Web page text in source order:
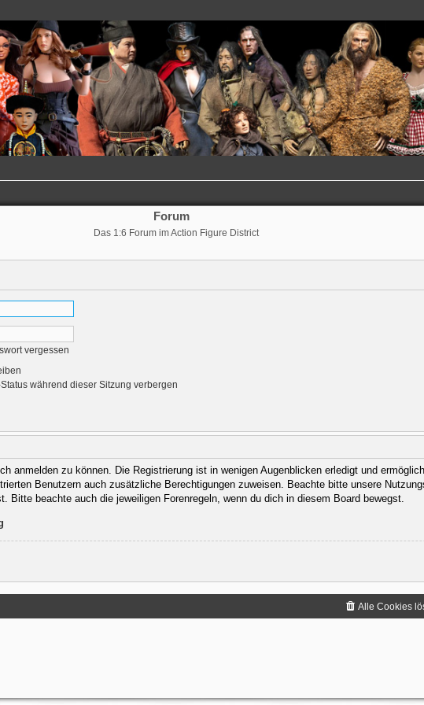
Forum
Das 1:6 Forum im Action Figure District
vergessen
während dieser Sitzung verbergen
anmelden zu können. Die Registrierung ist in wenigen Augenblicken erledigt und
Benutzern auch zusätzliche Berechtigungen zuweisen. Beachte bitte unsere
Bitte beachte auch die jeweiligen Forenregeln, wenn du dich in diesem Board bewegst.
Alle Cookies